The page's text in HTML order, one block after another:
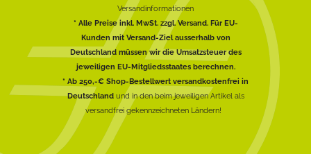
Versandinformationen
* Alle Preise inkl. MwSt. zzgl. Versand. Für EU-
Kunden mit Versand-Ziel ausserhalb von
Deutschland müssen wir die Umsatzsteuer des
jeweiligen EU-Mitgliedsstaates berechnen.
* Ab 250,-€ Shop-Bestellwert versandkostenfrei in
Deutschlandund in den beim jeweiligen Artikel als
versandfrei gekennzeichneten Ländern!